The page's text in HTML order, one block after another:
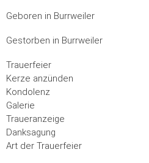
Geboren in Burrweiler
Gestorben in Burrweiler
Trauer­feier
Kerze anzünden
Kondo­lenz
Galerie
Trauer­anzeige
Dank­sagung
Art der Trauerfeier